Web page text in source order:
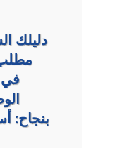
دليلك
في
بنجاح: